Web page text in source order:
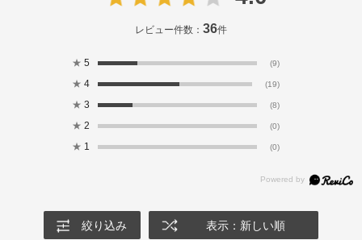
レビュー件数： 36件
★ 5 (9)
★ 4 (19)
★ 3 (8)
★ 2 (0)
★ 1 (0)
絞り込み 表示：新しい順